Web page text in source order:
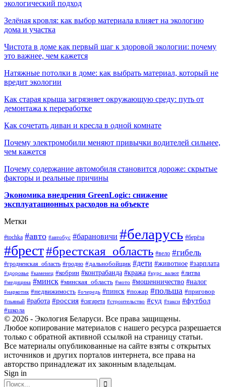
экологический подход
Зелёная кровля: как выбор материала влияет на экологию
дома и участка
Чистота в доме как первый шаг к здоровой экологии: почему
это важнее, чем кажется
Натяжные потолки в доме: как выбрать материал, который не
вредит экологии
Как старая крыша загрязняет окружающую среду: путь от
демонтажа к переработке
Как сочетать диван и кресла в одной комнате
Почему электромобили меняют привычки водителей сильнее,
чем кажется
Почему содержание автомобиля становится дороже: скрытые
факторы и реальные причины
Экономика внедрения GreenLogic: снижение
эксплуатационных расходов на объекте
Метки
#tochka #авто #автобус #барановичи #беларусь #берёза
#брест#брестская_область #вело #гибель
#гродненская_область #гродно #дальнобойщик #дети #животное #зарплата
#здоровье #каменец #кобрин #контрабанда #кража #курс_валют #литва
#медицина #минск #минская_область #мото #мошенничество #налог
#наркотик #недвижимость #очередь #пинск #пожар #польша #приговор
#пьяный #работа #россия #сигарета #строительство #суд #такси #футбол
#школа
© 2026 - Экология Беларуси. Все права защищены.
Любое копирование материалов с нашего ресурса разрешается
только с обратной активной ссылкой на страницу статьи.
Все материалы опубликованные на сайте взяты с открытых
источников и других порталов интернета, все права на
авторство принадлежат их законным владельцам.
Sign in